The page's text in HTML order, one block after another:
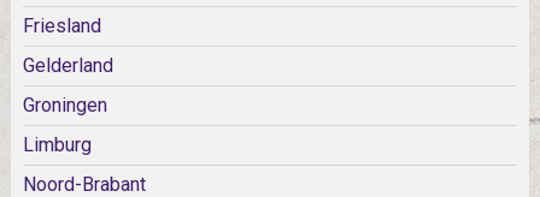
Friesland
Gelderland
Groningen
Limburg
Noord-Brabant